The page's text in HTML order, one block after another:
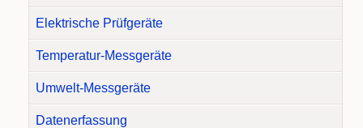
Elektrische Prüfgeräte
Temperatur-Messgeräte
Umwelt-Messgeräte
Datenerfassung